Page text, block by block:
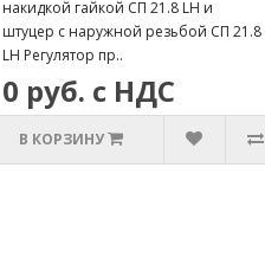
накидкой гайкой СП 21.8 LH и
штуцер с наружной резьбой СП 21.8
LH Регулятор пр..
0 руб. с НДС
В КОРЗИНУ